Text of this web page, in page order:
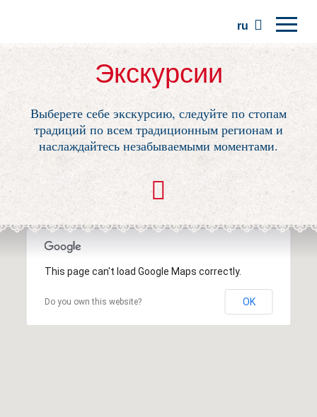
ru
Традиции
Экскурсии
Экскурсии
Выберете себе экскурсию, следуйте по стопам
традиций по всем традиционным регионам и
наслаждайтесь незабываемыми моментами.
This page can't load Google Maps correctly.
Do you own this website? OK